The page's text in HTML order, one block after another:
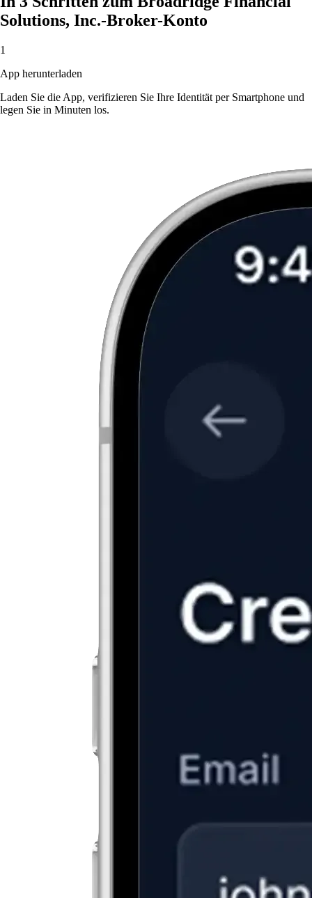
Solutions, Inc.-Broker-Konto
1
App herunterladen
Laden Sie die App, verifizieren Sie Ihre Identität per Smartphone und
legen Sie in Minuten los.